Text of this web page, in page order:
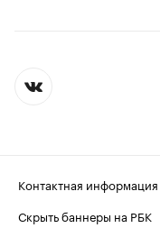
Контактная информация
Скрыть баннеры на РБК